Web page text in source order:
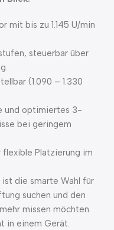
mit bis zu 1.145 U/min
steuerbar über
(1.090 – 1.330
und optimiertes 3-
bei geringem
flexible Platzierung im
ist die smarte Wahl für
suchen und den
missen möchten.
in einem Gerät.